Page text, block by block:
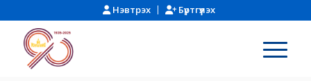
Нэвтрэх Бүртгүүлэх